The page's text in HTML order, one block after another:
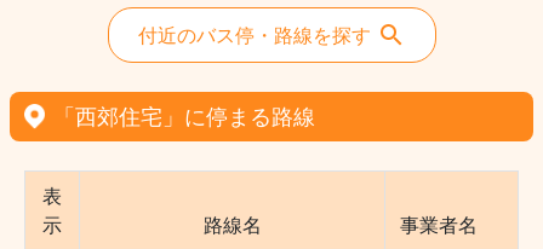
28 学園前駅ー奈良県総合医療センター -
23 赤膚山ー学園前駅 - 奈良交通（株）
交通（株）
34・35 学園前駅（南）ー西の京高校 -
奈良交通（株）
付近のバス停・路線を探す
「西郊住宅」に停まる路線
表
示
路線名 事業者名